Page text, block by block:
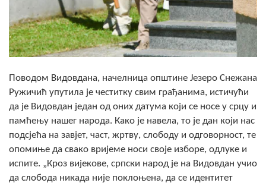
Вијести
Активности
Обавјештења
Заштита од пожара
COVID 19
Геоистраживања
Поводом Видовдана, начелница општине Језеро Снежана
Ружичић упутила је честитку свим грађанима, истичући
да је Видовдан један од оних датума који се носе у срцу и
памћењу нашег народа. Како је навела, то је дан који нас
подсјећа на завјет, част, жртву, слободу и одговорност, те
опомиње да свако вријеме носи своје изборе, одлуке и
испите. „Кроз вијекове, српски народ је на Видовдан учио
да слобода никада није поклоњена, да се идентитет